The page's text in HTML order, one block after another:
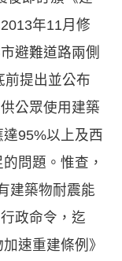
年11月修
避難道路兩側
前提出並公布
公眾使用建築
95%以上及西
問題。惟查，
建築物耐震能
政命令，迄
速重建條例》